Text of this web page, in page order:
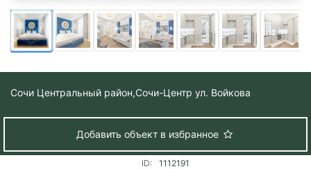
Сочи Центральный район,Сочи-Центр ул. Войкова
Добавить объект в избранное
ID:
1112191